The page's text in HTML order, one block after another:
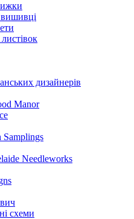
вишивці
дизайнерів
Manor
Samplings
Needleworks
схеми